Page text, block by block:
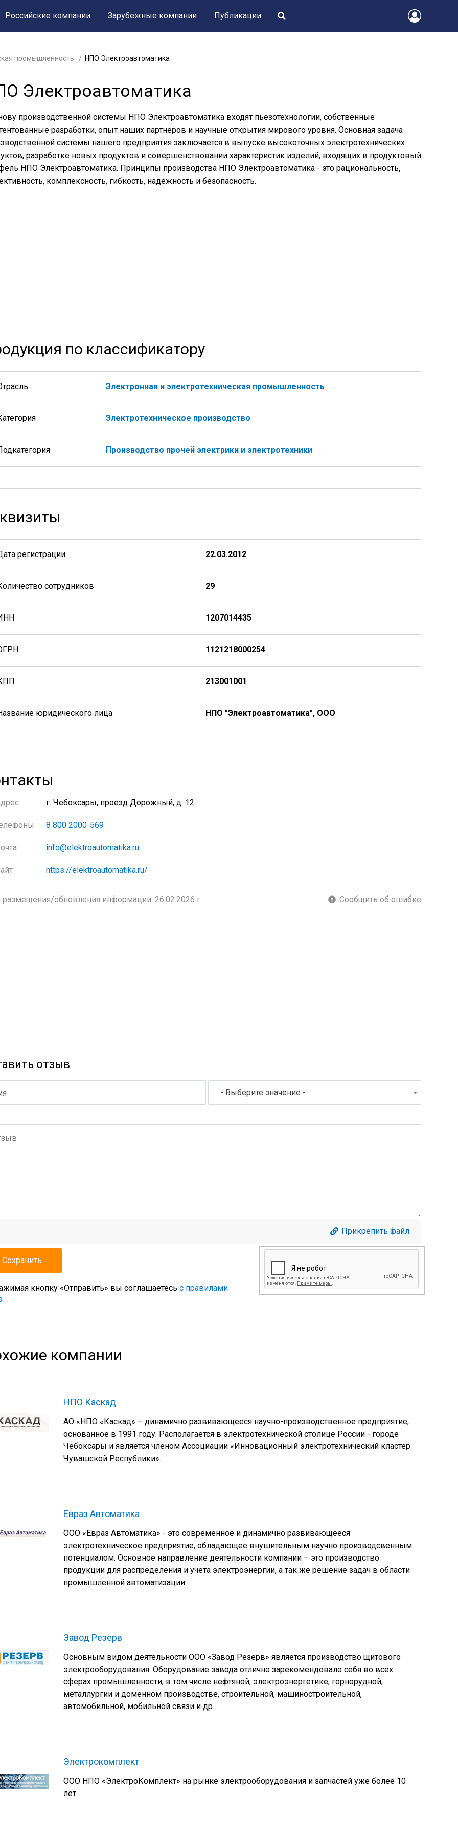
Российские компании Зарубежные компании Публикации
промышленность НПО Электроавтоматика
Электроавтоматика
производственной системы НПО Электроавтоматика входят пьезотехнологии, собственные
разработки, опыт наших партнеров и научные открытия мирового уровня. Основная задача
системы нашего предприятия заключается в выпуске высокоточных электротехнических
разработке новых продуктов и совершенствовании характеристик изделий, входящих в продуктовый
НПО Электроавтоматика. Принципы производства НПО Электроавтоматика - это рациональность,
комплексность, гибкость, надежность и безопасность.
по классификатору
Электронная и электротехническая промышленность
Электротехническое производство
Производство прочей электрики и электротехники
регистрации 22.03.2012
сотрудников 29
1207014435
1121218000254
213001001
юридического лица НПО "Электроавтоматика", ООО
г. Чебоксары, проезд Дорожный, д. 12
8 800 2000-569
info@elektroautomatika.ru
https://elektroautomatika.ru/
размещения/обновления информации: 26.02.2026 г. Сообщить об ошибке
отзыв
- Выберите значение -
Прикрепить файл
кнопку «Отправить» вы соглашаетесь с правилами
компании
НПО Каскад
АО «НПО «Каскад» – динамично развивающееся научно-производственное предприятие,
основанное в 1991 году. Располагается в электротехнической столице России - городе
Чебоксары и является членом Ассоциации «Инновационный электротехнический кластер
Чувашской Республики».
Евраз Автоматика
ООО «Евраз Автоматика» - это современное и динамично развивающееся
электротехническое предприятие, обладающее внушительным научно производсвенным
потенциалом. Основное направление деятельности компании – это производство
продукции для распределения и учета электроэнергии, а так же решение задач в области
промышленной автоматизации.
Завод Резерв
Основным видом деятельности ООО «Завод Резерв» является производство щитового
электрооборудования. Оборудование завода отлично зарекомендовало себя во всех
сферах промышленности, в том числе нефтяной, электроэнергетике, горнорудной,
металлургии и доменном производстве, строительной, машиностроительной,
автомобильной, мобильной связи и др.
Электрокомплект
ООО НПО «ЭлектроКомплект» на рынке электрооборудования и запчастей уже более 10
лет.